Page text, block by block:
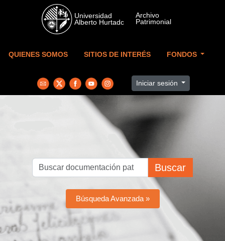
Skip to main content
QUIENES SOMOS SITIOS DE INTERÉS FONDOS
Iniciar sesión
Buscar
Búsqueda Avanzada »